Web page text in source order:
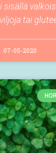
sisällä
tai
07-05-2020